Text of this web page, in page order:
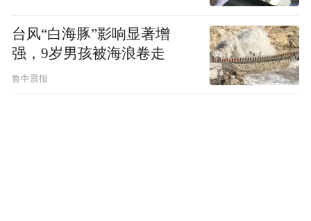
台风“白海豚”影响显著增
强，9岁男孩被海浪卷走
鲁中晨报